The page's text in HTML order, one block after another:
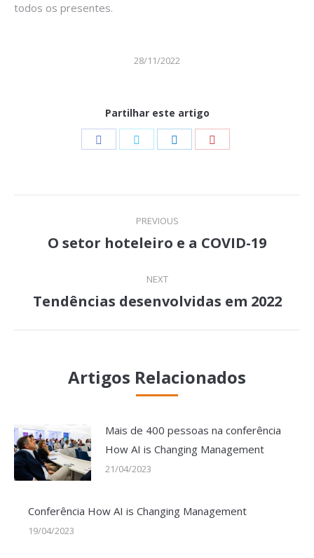
todos os presentes.
28/11/2022
Partilhar este artigo
navigation
PREVIOUS
Previous
O setor hoteleiro e a COVID-19
NEXT
Next
Tendências desenvolvidas em 2022
Artigos Relacionados
Mais de 400 pessoas na conferência
How AI is Changing Management
21/04/2023
Conferência How AI is Changing Management
19/04/2023